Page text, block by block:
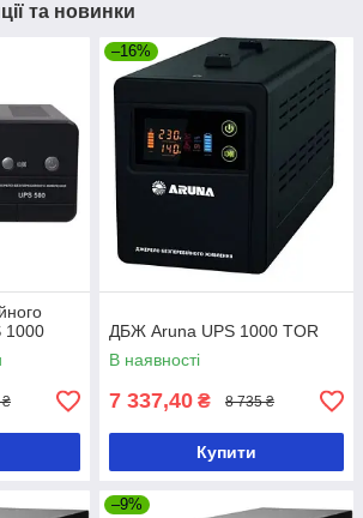
та новинки
1000
₴
–16%
ДБЖ Aruna UPS 1000 TOR
В наявності
7 337,40 ₴ 8 735 ₴
Купити
–9%